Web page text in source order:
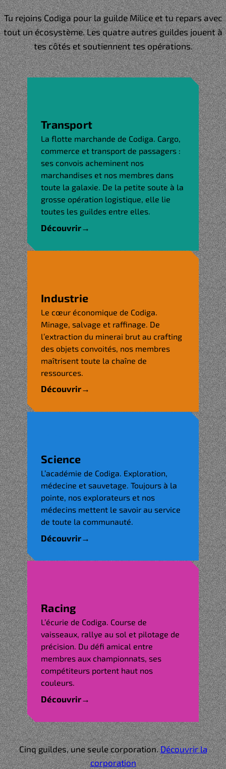
Tu rejoins Codiga pour la guilde Milice et tu repars avec
tout un écosystème. Les quatre autres guildes jouent à
tes côtés et soutiennent tes opérations.
Transport
La flotte marchande de Codiga. Cargo,
commerce et transport de passagers :
ses convois acheminent nos
marchandises et nos membres dans
toute la galaxie. De la petite soute à la
grosse opération logistique, elle lie
toutes les guildes entre elles.
Découvrir→
Industrie
Le cœur économique de Codiga.
Minage, salvage et raffinage. De
l’extraction du minerai brut au crafting
des objets convoités, nos membres
maîtrisent toute la chaîne de
ressources.
Découvrir→
Science
L’académie de Codiga. Exploration,
médecine et sauvetage. Toujours à la
pointe, nos explorateurs et nos
médecins mettent le savoir au service
de toute la communauté.
Découvrir→
Racing
L’écurie de Codiga. Course de
vaisseaux, rallye au sol et pilotage de
précision. Du défi amical entre
membres aux championnats, ses
compétiteurs portent haut nos
couleurs.
Découvrir→
Cinq guildes, une seule corporation.Découvrir la
corporation